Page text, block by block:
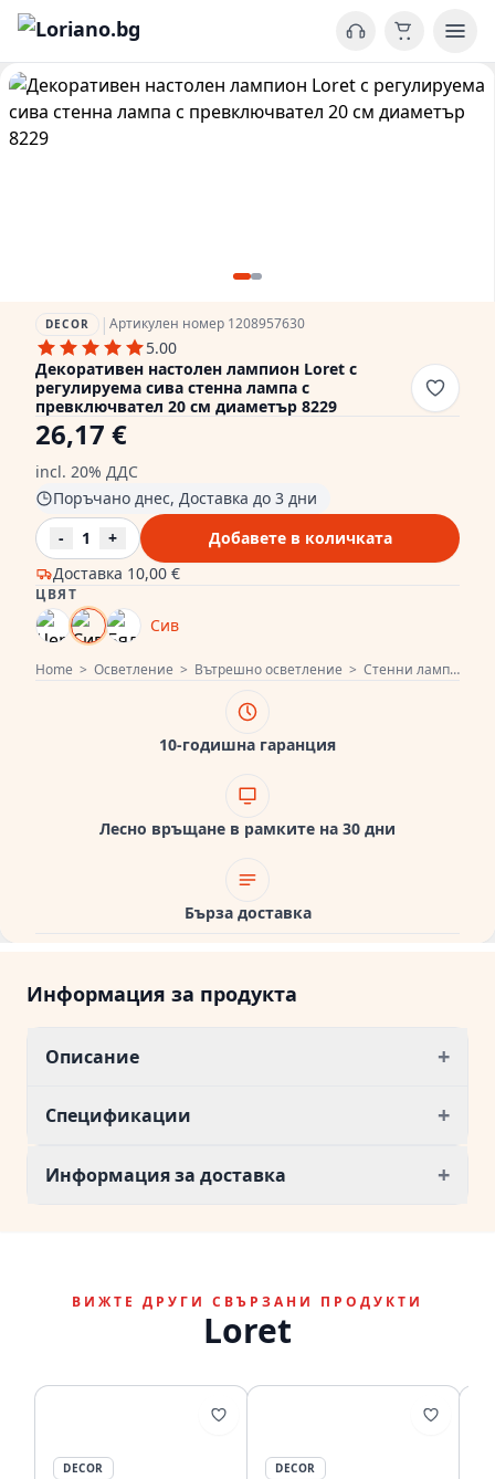
Home > Осветление > Вътрешно осветление > Стенни лампи
DECOR | Артикулен номер 1208957630
5.00
Декоративен настолен лампион Loret с
регулируема сива стенна лампа с
превключвател 20 см диаметър 8229
26,17 €
incl. 20% ДДС
Доставка 10,00 €
Поръчано днес, Доставка до 3 дни
-
1 + Добавете в количката
ЦВЯТ
Сив
10-годишна гаранция
Лесно връщане в рамките на 30 дни
Бърза доставка
Информация за продукта
Описание +
Спецификации +
Информация за доставка +
ВИЖТЕ ДРУГИ СВЪРЗАНИ ПРОДУКТИ
Loret
DECOR DECOR